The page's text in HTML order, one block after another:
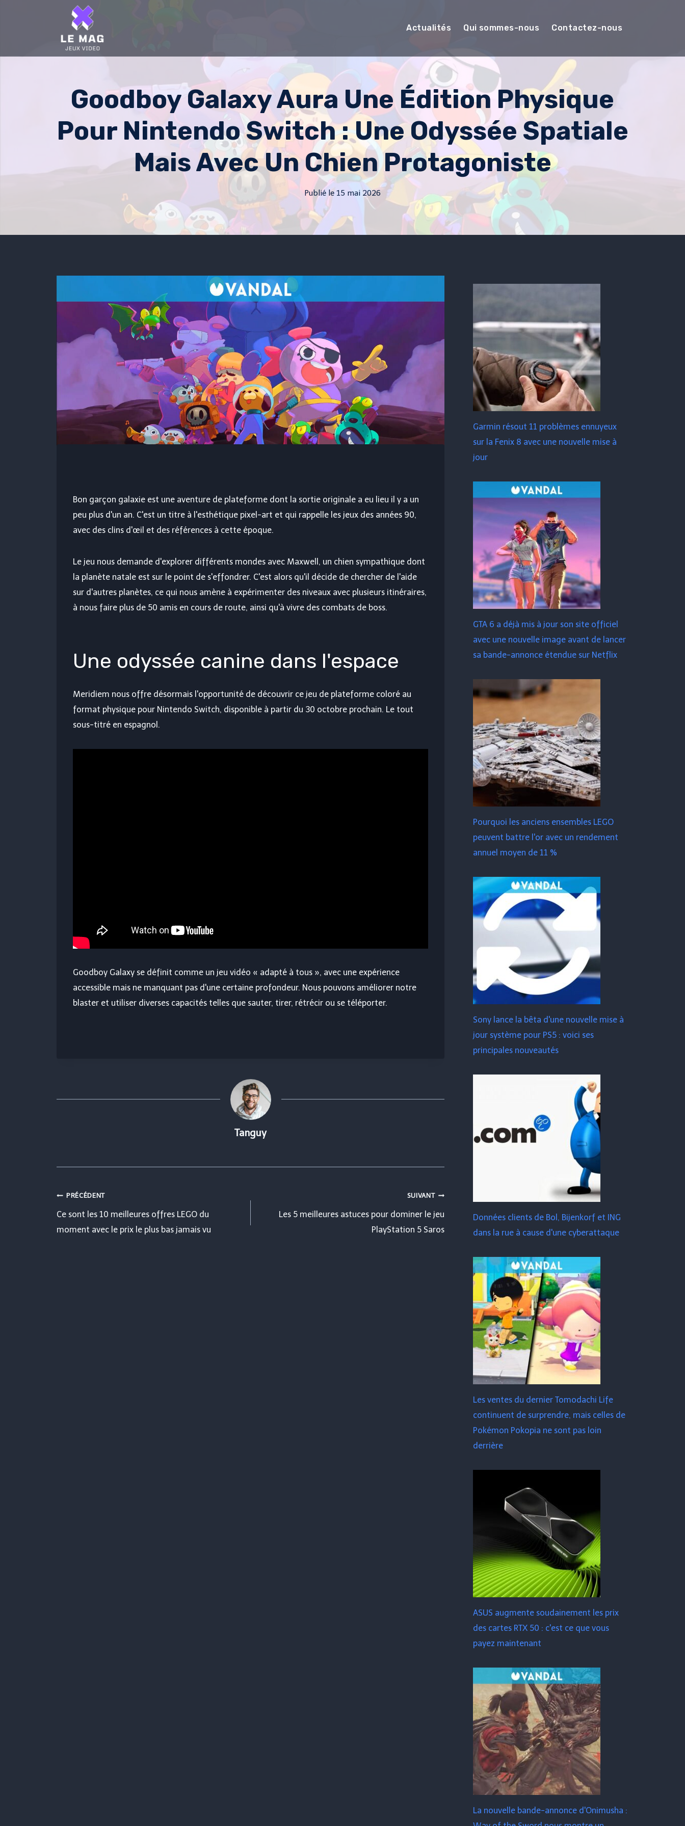
Actualités Qui sommes-nous Contactez-nous
Goodboy Galaxy Aura Une Édition Physique
Pour Nintendo Switch : Une Odyssée Spatiale
Mais Avec Un Chien Protagoniste
Publié le 15 mai 2026
Bon garçon galaxie est une aventure de plateforme dont la sortie originale a eu lieu il y a un
peu plus d'un an. C'est un titre à l'esthétique pixel-art et qui rappelle les jeux des années 90,
avec des clins d'œil et des références à cette époque.
Le jeu nous demande d'explorer différents mondes avec Maxwell, un chien sympathique dont
la planète natale est sur le point de s'effondrer. C'est alors qu'il décide de chercher de l'aide
sur d'autres planètes, ce qui nous amène à expérimenter des niveaux avec plusieurs itinéraires,
à nous faire plus de 50 amis en cours de route, ainsi qu'à vivre des combats de boss.
Une odyssée canine dans l'espace
Meridiem nous offre désormais l'opportunité de découvrir ce jeu de plateforme coloré au
format physique pour Nintendo Switch, disponible à partir du 30 octobre prochain. Le tout
sous-titré en espagnol.
Goodboy Galaxy se définit comme un jeu vidéo « adapté à tous », avec une expérience
accessible mais ne manquant pas d'une certaine profondeur. Nous pouvons améliorer notre
blaster et utiliser diverses capacités telles que sauter, tirer, rétrécir ou se téléporter.
Tanguy
Navigation
de
PRÉCÉDENT
Ce sont les 10 meilleures offres LEGO du
moment avec le prix le plus bas jamais vu
SUIVANT
Les 5 meilleures astuces pour dominer le jeu
PlayStation 5 Saros
Garmin résout 11 problèmes ennuyeux
sur la Fenix ​​​​8 avec une nouvelle mise à
jour
GTA 6 a déjà mis à jour son site officiel
avec une nouvelle image avant de lancer
sa bande-annonce étendue sur Netflix
Pourquoi les anciens ensembles LEGO
peuvent battre l'or avec un rendement
annuel moyen de 11 %
Sony lance la bêta d'une nouvelle mise à
jour système pour PS5 : voici ses
principales nouveautés
Données clients de Bol, Bijenkorf et ING
dans la rue à cause d'une cyberattaque
Les ventes du dernier Tomodachi Life
continuent de surprendre, mais celles de
Pokémon Pokopia ne sont pas loin
derrière
ASUS augmente soudainement les prix
des cartes RTX 50 : c'est ce que vous
payez maintenant
La nouvelle bande-annonce d'Onimusha :